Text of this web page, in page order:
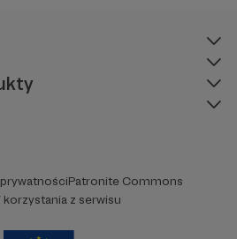
Patronite Commons
korzystania z serwisu